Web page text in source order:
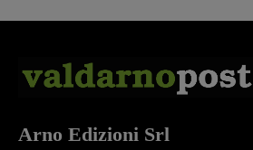
Arno Edizioni Srl